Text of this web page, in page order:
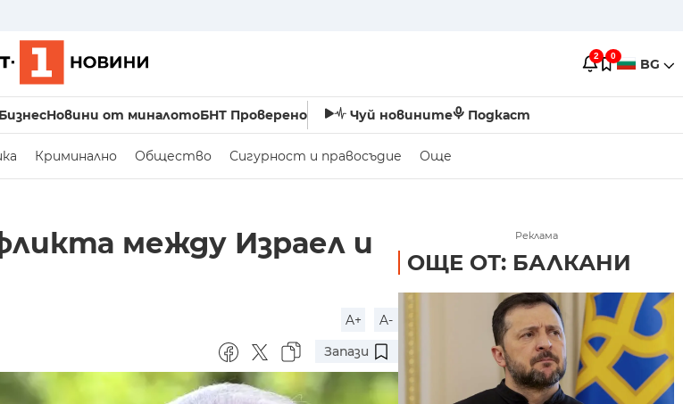
2 0 BG
Новини от миналотоБНТ Проверено Чуй новините Подкаст
Криминално Общество Сигурност и правосъдие Още
между Израел и
A+
A-
Запази
Реклама
ОЩЕ ОТ: БАЛКАНИ